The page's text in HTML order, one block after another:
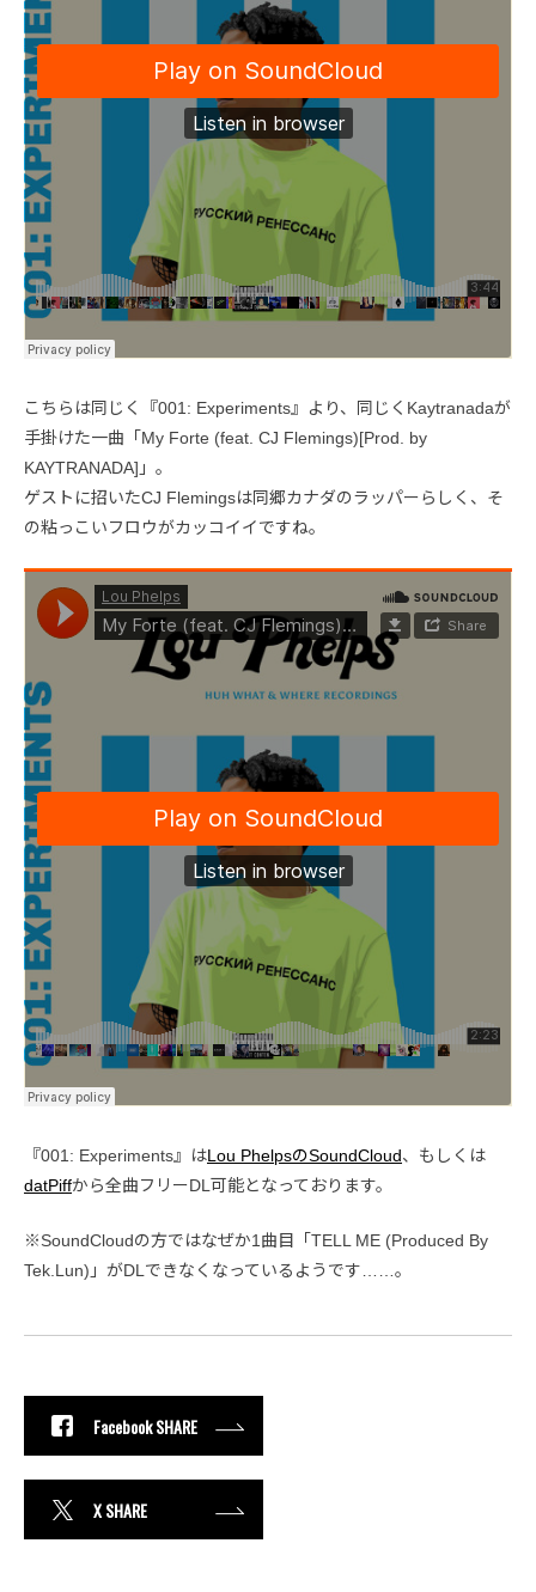
こちらは同じく『001: Experiments』より、同じくKaytranadaが
手掛けた一曲「My Forte (feat. CJ Flemings)[Prod. by
KAYTRANADA]」。
ゲストに招いたCJ Flemingsは同郷カナダのラッパーらしく、そ
の粘っこいフロウがカッコイイですね。
『001: Experiments』はLou PhelpsのSoundCloud、もしくは
datPiffから全曲フリーDL可能となっております。
※SoundCloudの方ではなぜか1曲目「TELL ME (Produced By
Tek.Lun)」がDLできなくなっているようです……。
Facebook SHARE
X SHARE